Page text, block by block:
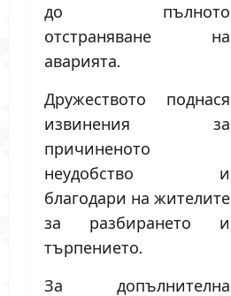
до пълното
отстраняване на
аварията.
Дружеството поднася
извинения за
причиненото
неудобство и
благодари на жителите
за разбирането и
търпението.
За допълнителна